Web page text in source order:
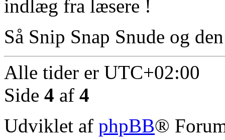
indlæg fra læsere !
Så Snip Snap Snude og
Alle tider er UTC+02:00
Side 4 af 4
Udviklet af phpBB®